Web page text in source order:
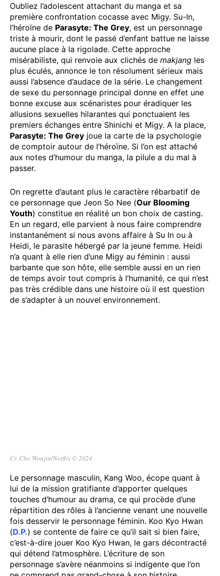
Oubliez l’adolescent attachant du manga et sa
première confrontation cocasse avec Migy. Su-In,
l’héroïne de Parasyte: The Grey, est un personnage
triste à mourir, dont le passé d’enfant battue ne laisse
aucune place à la rigolade. Cette approche
misérabiliste, qui renvoie aux clichés de makjang les
plus éculés, annonce le ton résolument sérieux mais
aussi l’absence d’audace de la série. Le changement
de sexe du personnage principal donne en effet une
bonne excuse aux scénaristes pour éradiquer les
allusions sexuelles hilarantes qui ponctuaient les
premiers échanges entre Shinichi et Migy. A la place,
Parasyte: The Grey joue la carte de la psychologie
de comptoir autour de l’héroïne. Si l’on est attaché
aux notes d’humour du manga, la pilule a du mal à
passer.
On regrette d’autant plus le caractère rébarbatif de
ce personnage que Jeon So Nee (Our Blooming
Youth) constitue en réalité un bon choix de casting.
En un regard, elle parvient à nous faire comprendre
instantanément si nous avons affaire à Su In ou à
Heidi, le parasite hébergé par la jeune femme. Heidi
n’a quant à elle rien d’une Migy au féminin : aussi
barbante que son hôte, elle semble aussi en un rien
de temps avoir tout compris à l’humanité, ce qui n’est
pas très crédible dans une histoire où il est question
de s’adapter à un nouvel environnement.
Cr. Cho Wonjin/Netflix © 2024
Le personnage masculin, Kang Woo, écope quant à
lui de la mission gratifiante d’apporter quelques
touches d’humour au drama, ce qui procède d’une
répartition des rôles à l’ancienne venant une nouvelle
fois desservir le personnage féminin. Koo Kyo Hwan
(D.P.) se contente de faire ce qu’il sait si bien faire,
c’est-à-dire jouer Koo Kyo Hwan, le gars décontracté
qui détend l’atmosphère. L’écriture de son
personnage s’avère néanmoins si indigente que l’on